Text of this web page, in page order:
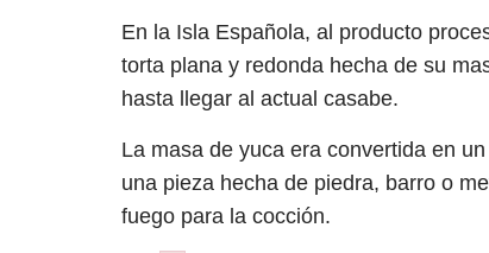
En la Isla Española, al producto
torta plana y redonda hecha de su
hasta llegar al actual casabe.
La masa de yuca era convertida en
una pieza hecha de piedra, barro o
fuego para la cocción.